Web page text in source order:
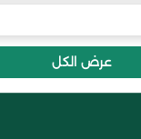
عرض الكل